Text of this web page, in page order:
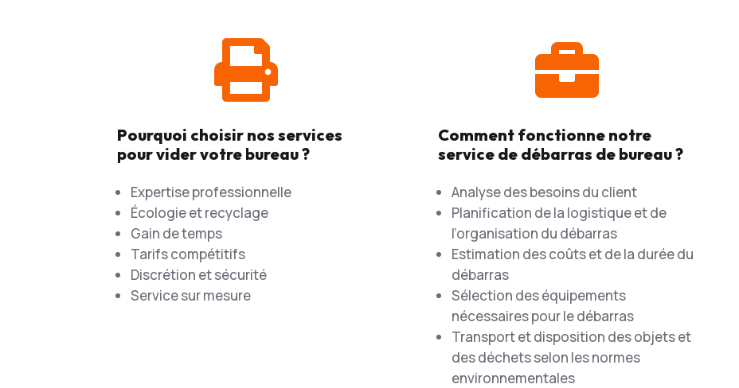

Pourquoi choisir nos services
pour vider votre bureau ?
Expertise professionnelle
Écologie et recyclage
Gain de temps
Tarifs compétitifs
Discrétion et sécurité
Service sur mesure

Comment fonctionne notre
service de débarras de bureau ?
Analyse des besoins du client
Planification de la logistique et de
l’organisation du débarras
Estimation des coûts et de la durée du
débarras
Sélection des équipements
nécessaires pour le débarras
Transport et disposition des objets et
des déchets selon les normes
environnementales